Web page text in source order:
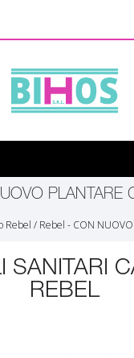
PLANTARE
Rebel / Rebel - CON
SANITARI
REBEL